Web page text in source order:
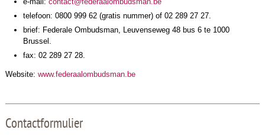
telefoon: 0800 999 62 (gratis nummer) of 02 289 27 27.
brief: Federale Ombudsman, Leuvenseweg 48 bus 6 te 1000
Brussel.
fax: 02 289 27 28.
Website: www.federaalombudsman.be
Contactformulier